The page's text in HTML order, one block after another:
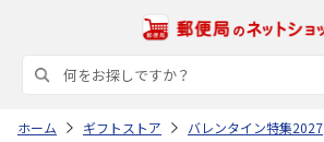
ホーム ギフトストア バレンタイン特集2027